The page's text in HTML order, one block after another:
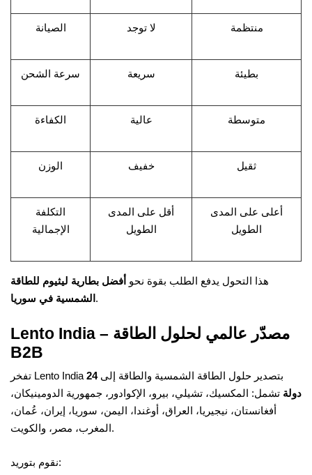
الصيانة لا توجد منتظمة
سرعة الشحن سريعة بطيئة
الكفاءة عالية متوسطة
الوزن خفيف ثقيل
التكلفة
الإجمالية
أقل على المدى
الطويل
أعلى على المدى
الطويل
هذا التحول يدفع الطلب بقوة نحو أفضل بطارية ليثيوم للطاقة
الشمسية في سوريا .
Lento India – مصدّر عالمي لحلول الطاقة
B2B
تفخر Lento India بتصدير حلول الطاقة الشمسية والطاقة إلى24
دولة تشمل: المكسيك، تشيلي، بيرو، الإكوادور، جمهورية الدومينيكان،
أفغانستان، نيجيريا، العراق، أوغندا، اليمن، سوريا، إيران، عُمان،
المغرب، مصر، والكويت.
نقوم بتوريد: